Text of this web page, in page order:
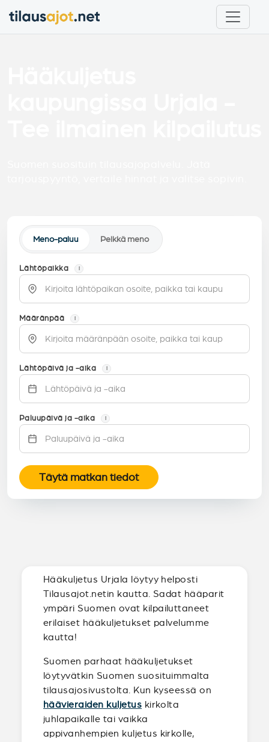
Meno-paluu Pelkkä meno
Lähtöpaikka i
Määränpää i
Lähtöpäivä ja -aika i
Paluupäivä ja -aika i
Täytä matkan tiedot
Hääkuljetus Urjala löytyy helposti
Tilausajot.netin kautta. Sadat hääparit
ympäri Suomen ovat kilpailuttaneet
erilaiset hääkuljetukset palvelumme
kautta!
Suomen parhaat hääkuljetukset
löytyvätkin Suomen suosituimmalta
tilausajosivustolta. Kun kyseessä on
häävieraiden kuljetus kirkolta
juhlapaikalle tai vaikka
appivanhempien kuljetus kirkolle,